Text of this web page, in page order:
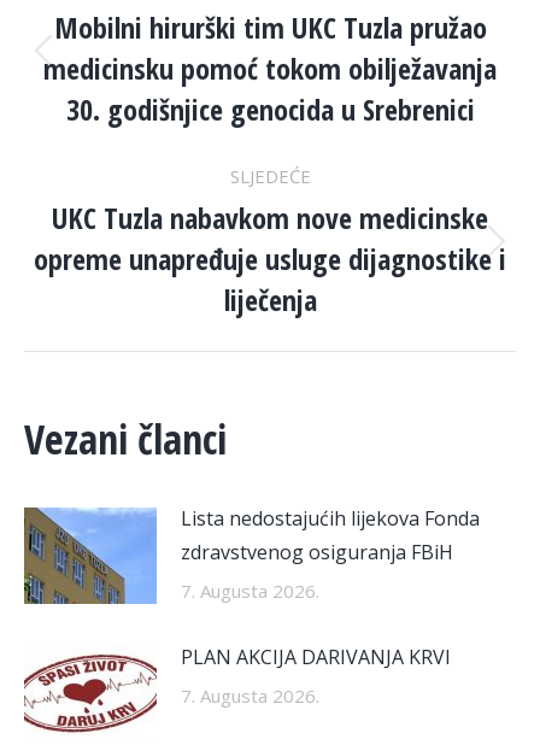
NAVIGATION
Previous
post:
Mobilni hirurški tim UKC Tuzla pružao
medicinsku pomoć tokom obilježavanja
30. godišnjice genocida u Srebrenici
SLJEDEĆE
Next
post:
UKC Tuzla nabavkom nove medicinske
opreme unapređuje usluge dijagnostike i
liječenja
Vezani članci
Lista nedostajućih lijekova Fonda
zdravstvenog osiguranja FBiH
7. Augusta 2026.
PLAN AKCIJA DARIVANJA KRVI
7. Augusta 2026.